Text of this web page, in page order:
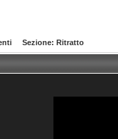
Sezione: Ritratto